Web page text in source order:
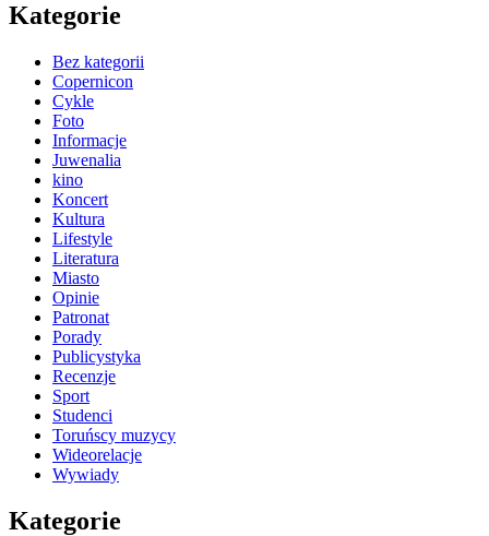
Kategorie
Bez kategorii
Copernicon
Cykle
Foto
Informacje
Juwenalia
kino
Koncert
Kultura
Lifestyle
Literatura
Miasto
Opinie
Patronat
Porady
Publicystyka
Recenzje
Sport
Studenci
Toruńscy muzycy
Wideorelacje
Wywiady
Kategorie